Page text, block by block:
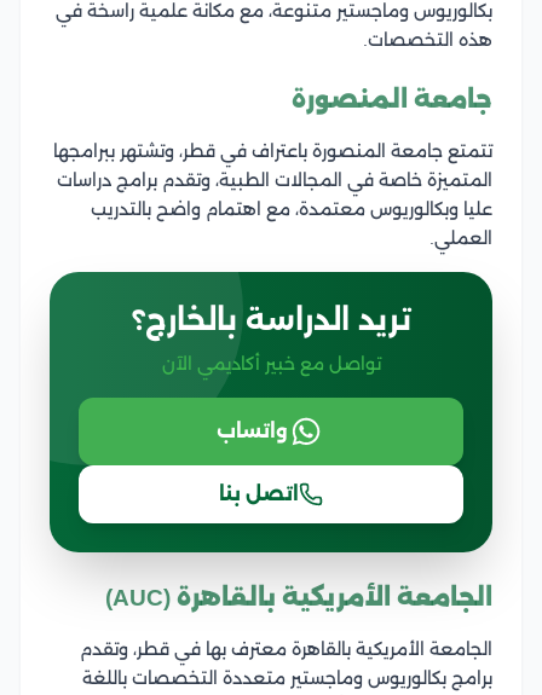
بكالوريوس وماجستير متنوعة، مع مكانة علمية راسخة في
هذه التخصصات.
جامعة المنصورة
تتمتع جامعة المنصورة باعتراف في قطر، وتشتهر ببرامجها
المتميزة خاصة في المجالات الطبية، وتقدم برامج دراسات
عليا وبكالوريوس معتمدة، مع اهتمام واضح بالتدريب
العملي.
تريد الدراسة بالخارج؟
تواصل مع خبير أكاديمي الآن
واتساب
اتصل بنا
الجامعة الأمريكية بالقاهرة (AUC)
الجامعة الأمريكية بالقاهرة معترف بها في قطر، وتقدم
برامج بكالوريوس وماجستير متعددة التخصصات باللغة